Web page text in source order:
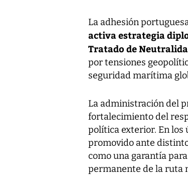
La adhesión
activa estrategia
Tratado de
por tensiones
seguridad marítima
La administración del
fortalecimiento del
política exterior. En los
promovido ante
como una garantía
permanente de la ruta